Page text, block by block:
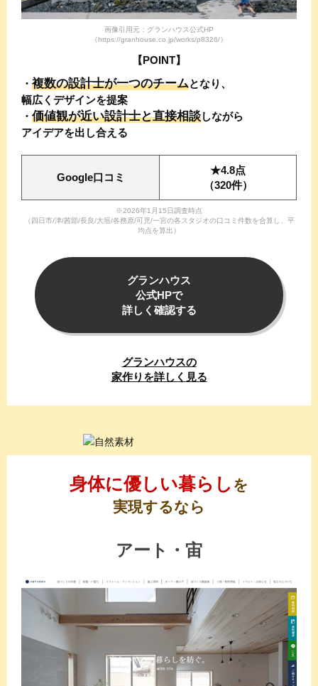
画像引用元：グランハウス公式HP
（https://granhouse.co.jp/works/p8326/）
【POINT】
・ 複数の設計士が一つのチームとなり、
幅広くデザインを提案
・ 価値観が近い設計士と直接相談しながら
アイデアを出し合える
Google口コミ
★4.8点
（320件）
※2026年1月15日調査時点
（四日市/津/茜部/長良/大垣/各務原/可児/一宮の各スタジオの口コミ件数を合算し、平
均点を算出）
グランハウス
公式HPで
詳しく確認する
グランハウスの
家作りを詳しく 見る
身体に優しい暮らし を
実現するなら
アート・宙